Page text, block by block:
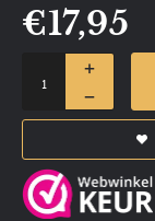
€17,95